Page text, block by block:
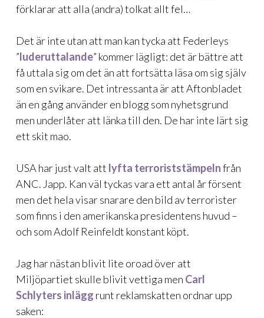
förklarar att alla (andra) tolkat allt fel…
Det är inte utan att man kan tycka att Federleys
”luderuttalande” kommer lägligt: det är bättre att
få uttala sig om det än att fortsätta läsa om sig själv
som en svikare. Det intressanta är att Aftonbladet
än en gång använder en blogg som nyhetsgrund
men underlåter att länka till den. De har inte lärt sig
ett skit mao.
USA har just valt att lyfta terroriststämpelnfrån
ANC. Japp. Kan väl tyckas vara ett antal år försent
men det hela visar snarare den bild av terrorister
som finns i den amerikanska presidentens huvud –
och som Adolf Reinfeldt konstant köpt.
Jag har nästan blivit lite oroad över att
Miljöpartiet skulle blivit vettiga men Carl
Schlyters inlägg runt reklamskatten ordnar upp
saken: